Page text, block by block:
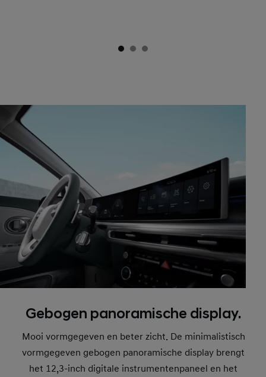
Gebogen panoramische display.
Mooi vormgegeven en beter zicht. De minimalistisch
vormgegeven gebogen panoramische display brengt
het 12,3-inch digitale instrumentenpaneel en het